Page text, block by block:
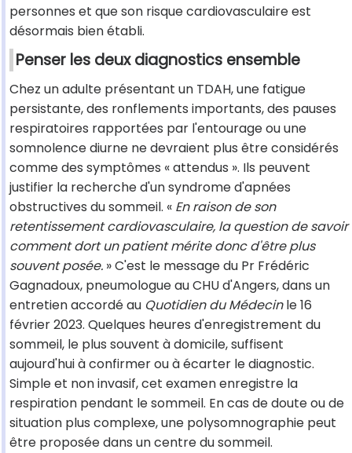
personnes et que son risque cardiovasculaire est
désormais bien établi.
Penser les deux diagnostics ensemble
Chez un adulte présentant un TDAH, une fatigue
persistante, des ronflements importants, des pauses
respiratoires rapportées par l'entourage ou une
somnolence diurne ne devraient plus être considérés
comme des symptômes « attendus ». Ils peuvent
justifier la recherche d'un syndrome d'apnées
obstructives du sommeil. « En raison de son
retentissement cardiovasculaire, la question de savoir
comment dort un patient mérite donc d'être plus
souvent posée. » C'est le message du Pr Frédéric
Gagnadoux, pneumologue au CHU d'Angers, dans un
entretien accordé au Quotidien du Médecinle 16
février 2023. Quelques heures d'enregistrement du
sommeil, le plus souvent à domicile, suffisent
aujourd'hui à confirmer ou à écarter le diagnostic.
Simple et non invasif, cet examen enregistre la
respiration pendant le sommeil. En cas de doute ou de
situation plus complexe, une polysomnographie peut
être proposée dans un centre du sommeil.